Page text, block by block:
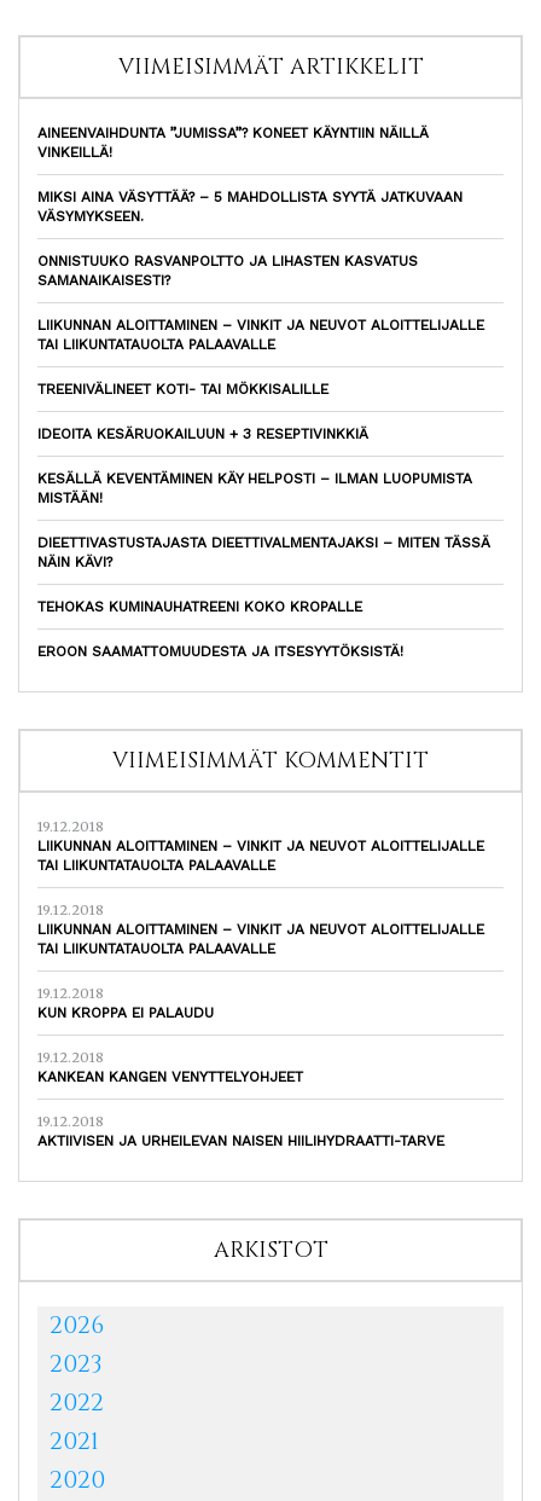
VIIMEISIMMÄT ARTIKKELIT
AINEENVAIHDUNTA ”JUMISSA”? KONEET KÄYNTIIN NÄILLÄ
VINKEILLÄ!
MIKSI AINA VÄSYTTÄÄ? – 5 MAHDOLLISTA SYYTÄ JATKUVAAN
VÄSYMYKSEEN.
ONNISTUUKO RASVANPOLTTO JA LIHASTEN KASVATUS
SAMANAIKAISESTI?
LIIKUNNAN ALOITTAMINEN – VINKIT JA NEUVOT ALOITTELIJALLE
TAI LIIKUNTATAUOLTA PALAAVALLE
TREENIVÄLINEET KOTI- TAI MÖKKISALILLE
IDEOITA KESÄRUOKAILUUN + 3 RESEPTIVINKKIÄ
KESÄLLÄ KEVENTÄMINEN KÄY HELPOSTI – ILMAN LUOPUMISTA
MISTÄÄN!
DIEETTIVASTUSTAJASTA DIEETTIVALMENTAJAKSI – MITEN TÄSSÄ
NÄIN KÄVI?
TEHOKAS KUMINAUHATREENI KOKO KROPALLE
EROON SAAMATTOMUUDESTA JA ITSESYYTÖKSISTÄ!
VIIMEISIMMÄT KOMMENTIT
19.12.2018
LIIKUNNAN ALOITTAMINEN – VINKIT JA NEUVOT ALOITTELIJALLE
TAI LIIKUNTATAUOLTA PALAAVALLE
19.12.2018
LIIKUNNAN ALOITTAMINEN – VINKIT JA NEUVOT ALOITTELIJALLE
TAI LIIKUNTATAUOLTA PALAAVALLE
19.12.2018
KUN KROPPA EI PALAUDU
19.12.2018
KANKEAN KANGEN VENYTTELYOHJEET
19.12.2018
AKTIIVISEN JA URHEILEVAN NAISEN HIILIHYDRAATTI-TARVE
ARKISTOT
2026
2023
2022
2021
2020